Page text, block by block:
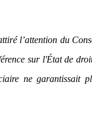
l’attention du
sur l'État de
ne garantissait